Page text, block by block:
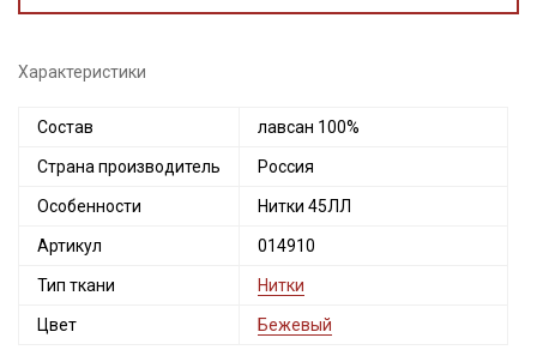
Характеристики
Состав лавсан 100%
Страна производитель Россия
Особенности Нитки 45ЛЛ
Артикул 014910
Тип ткани Нитки
Цвет Бежевый
Секретная рассылка от Купава
промокоды и скидки до 30% на узкие
категории тканей
Электронная почта